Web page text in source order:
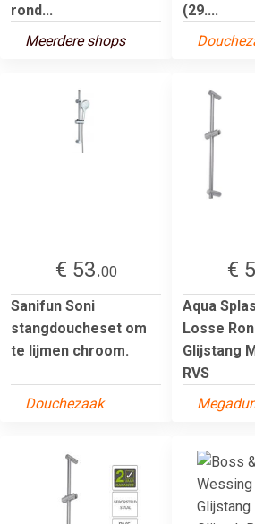
rond...
Meerdere shops
(29....
€ 53.00
Sanifun Soni
stangdoucheset om
te lijmen chroom.
Douchezaak
€
Aqua
Losse
Glijstang
RVS